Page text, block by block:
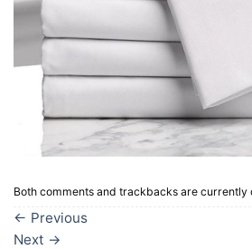
Both comments and trackbacks are currently
← Previous
Next →